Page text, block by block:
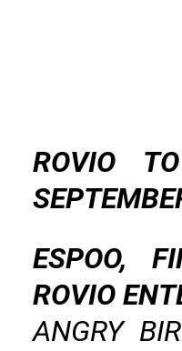
ROVIO
ESPOO,
ROVIO
ANGRY